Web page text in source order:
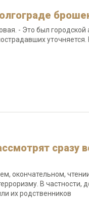
- Это был
уточняется.
сразу
окончательном,
В частности,
их родственников